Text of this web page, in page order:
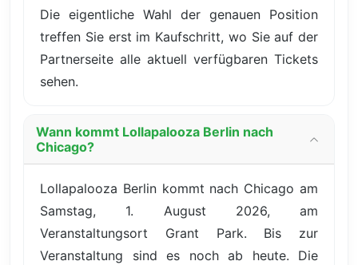
Die eigentliche Wahl der genauen Position
treffen Sie erst im Kaufschritt, wo Sie auf der
Partnerseite alle aktuell verfügbaren Tickets
sehen.
Wann kommt Lollapalooza Berlin nach
Chicago?
Lollapalooza Berlin kommt nach Chicago am
Samstag, 1. August 2026, am
Veranstaltungsort Grant Park. Bis zur
Veranstaltung sind es noch ab heute. Die